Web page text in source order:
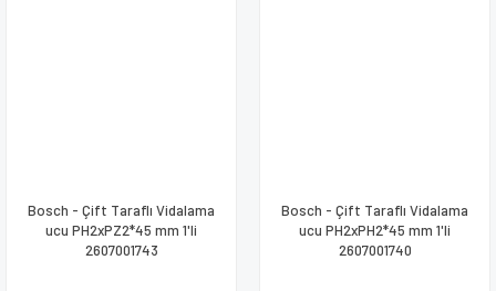
Bosch - Çift Taraflı Vidalama
ucu PH2xPZ2*45 mm 1'li
2607001743
Bosch - Çift Taraflı Vidalama
ucu PH2xPH2*45 mm 1'li
2607001740